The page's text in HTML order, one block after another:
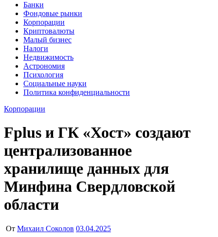
Банки
Фондовые рынки
Корпорации
Криптовалюты
Малый бизнес
Налоги
Недвижимость
Астрономия
Психология
Социальные науки
Политика конфиденциальности
Корпорации
Fplus и ГК «Хост» создают
централизованное
хранилище данных для
Минфина Свердловской
области
От Михаил Соколов 03.04.2025